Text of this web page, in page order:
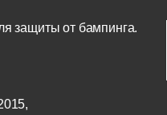
защиты от бампинга.